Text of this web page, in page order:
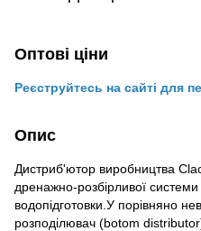
Оптові ціни
Реєструйтесь на сайті для
Опис
Дистриб'ютор виробництва
дренажно-розбірливої системи
водопідготовки.У порівняно
розподілювач (botom